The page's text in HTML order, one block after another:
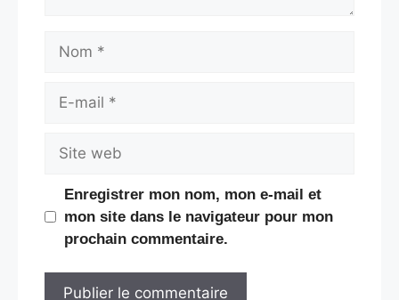
web
Enregistrer mon nom, mon e-mail et
mon site dans le navigateur pour mon
prochain commentaire.